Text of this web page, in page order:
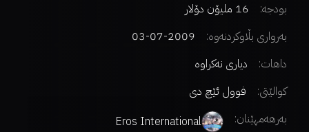
بودجە:
16 ملیۆن دۆلار
بەرواری بڵاوکردنەوە:
2009-07-03
داهات:
دیاری نەکراوە
کوالێتی:
فوول ئێچ دی
بەرهەمهێنان:
Eros International